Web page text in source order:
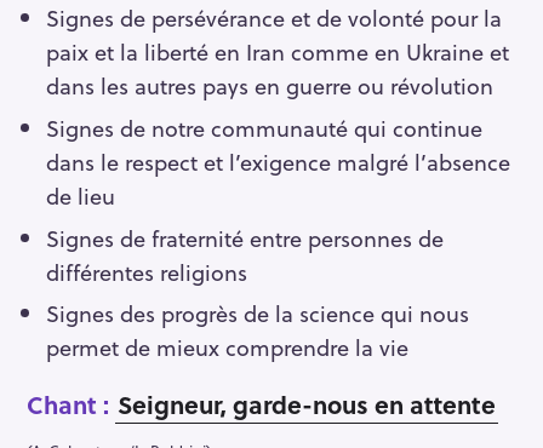
Signes de persévérance et de volonté pour la
paix et la liberté en Iran comme en Ukraine et
dans les autres pays en guerre ou révolution
Signes de notre communauté qui continue
dans le respect et l’exigence malgré l’absence
de lieu
Signes de fraternité entre personnes de
différentes religions
Signes des progrès de la science qui nous
permet de mieux comprendre la vie
Chant : Seigneur, garde-nous en attente